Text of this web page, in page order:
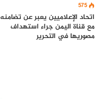
575
اتحاد الإعلاميين يعبر عن تضامنه
مع قناة اليمن جراء استهداف
مصوريها في التحرير